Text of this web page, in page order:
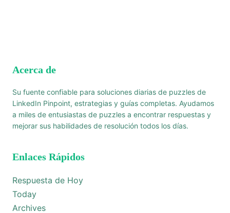
Acerca de
Su fuente confiable para soluciones diarias de puzzles de
LinkedIn Pinpoint, estrategias y guías completas. Ayudamos
a miles de entusiastas de puzzles a encontrar respuestas y
mejorar sus habilidades de resolución todos los días.
Enlaces Rápidos
Respuesta de Hoy
Today
Archives